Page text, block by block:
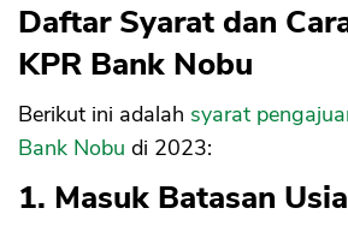
Daftar Syarat dan
KPR Bank Nobu
Berikut ini adalah syarat
Bank Nobu di 2023:
1. Masuk Batasan